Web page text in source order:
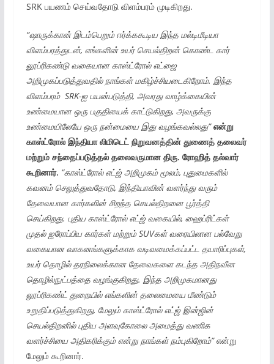
SRK பயணம் செய்வதோடு விளம்பரம் முடிகிறது.
“ஷாருக்கான் இடம்பெறும் ஈர்க்ககூடிய இந்த மல்டிமீடியா
விளம்பரத்துடன், எங்களின் உயர் செயல்திறன் கொண்ட கார்
லூப்ரிகண்டு வகையான காஸ்ட்ரோல் எட்ஜை
அறிமுகப்படுத்துவதில் நாங்கள் மகிழ்ச்சியடைகிறோம். இந்த
விளம்பரம் SRK-ஐ பயன்படுத்தி, அவரது வாழ்க்கையின்
உண்மையான ஒரு பகுதியைக் காட்டுகிறது, அவருக்கு
உண்மையிலேயே ஒரு நன்மையை இது வழங்கவல்லது”என்று
காஸ்ட்ரோல் இந்தியா லிமிடெட் நிறுவனத்தின் துணைத் தலைவர்
மற்றும் சந்தைப்படுத்தல் தலைவருமான திரு. ரோஹித் தல்வார்
கூறினார். “காஸ்ட்ரோல் எட்ஜ் அறிமுகம் மூலம், புதுமைகளில்
கவனம் செலுத்துவதோடு, இந்தியாவின் வளர்ந்து வரும்
தேவையான கார்களின் சிறந்த செயல்திறனை பூர்த்தி
செய்கிறது. புதிய காஸ்ட்ரோல் எட்ஜ் வகையில், ஹைப்ரிட்கள்
முதல் ஐரோப்பிய கார்கள் மற்றும் SUVகள் வரையிலான பல்வேறு
வகையான வாகனங்களுக்காக வடிவமைக்கப்பட்ட தயாரிப்புகள்,
உயர் தொழில் தரநிலைக்கான தேவைகளை கடந்த அதிநவீன
தொழில்நுட்பத்தை வழங்குகிறது. இந்த அறிமுகமானது
லூப்ரிகண்ட் துறையில் எங்களின் தலைமையை மீண்டும்
உறுதிப்படுத்துகிறது, மேலும் காஸ்ட்ரோல் எட்ஜ் இன்ஜின்
செயல்திறனில் புதிய அளவுகோலை அமைத்து வணிக
வளர்ச்சியை அதிகரிக்கும் என்று நாங்கள் நம்புகிறோம்”என்று
மேலும் கூறினார்.